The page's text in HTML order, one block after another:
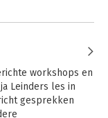
workshops en
Leinders les in
gesprekken